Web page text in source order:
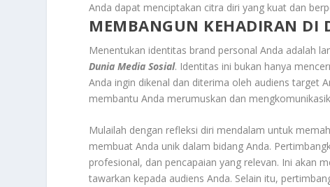
Anda dapat menciptakan citra diri yang kuat dan
MEMBANGUN KEHADIRAN DI
Menentukan identitas brand personal Anda adalah
Dunia Media Sosial. Identitas ini bukan hanya
Anda ingin dikenal dan diterima oleh audiens target
membantu Anda merumuskan dan
Mulailah dengan refleksi diri mendalam untuk
membuat Anda unik dalam bidang Anda.
profesional, dan pencapaian yang relevan. Ini akan
tawarkan kepada audiens Anda. Selain itu,